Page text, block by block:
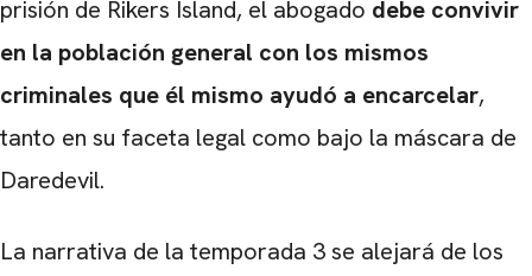
prisión de Rikers Island, el abogado debe convivir
en la población general con los mismos
criminales que él mismo ayudó a encarcelar,
tanto en su faceta legal como bajo la máscara de
Daredevil.
La narrativa de la temporada 3 se alejará de los